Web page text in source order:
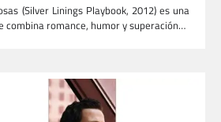
(Silver Linings Playbook, 2012) es una
combina romance, humor y superación…